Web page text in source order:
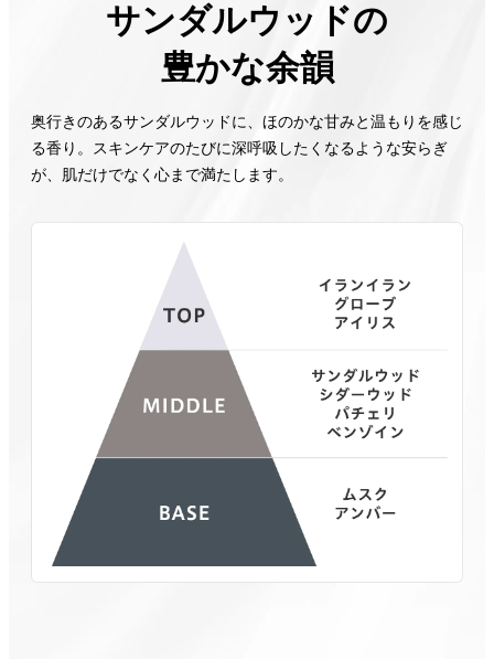
サンダルウッドの
豊かな余韻
奥行きのあるサンダルウッドに、ほのかな甘みと温もりを感じ
る香り。スキンケアのたびに深呼吸したくなるような安らぎ
が、肌だけでなく心まで満たします。